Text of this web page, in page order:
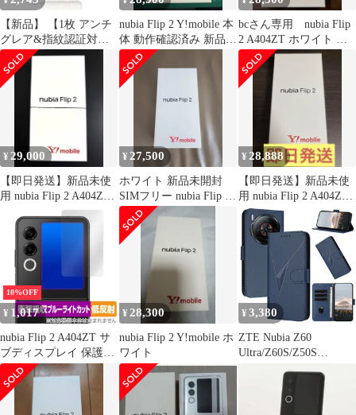
【新品】 【1枚 アンチ
グレア&指紋認証対
応】Libero Flip/nubia
Flip 5G//ZTE nubia Flip2
フィルム ZTE Libero
Flip/nubia Flip 5G 保護
フィルム TPU素材 3D
反
nubia Flip 2 Y!mobile 本
体 動作確認済み 新品同
様
bcさん専用 nubia Flip
2 A404ZT ホワイト 本
体 新品
¥ 29,000
【即日発送】新品未使
用 nubia Flip 2 A404ZT
ホワイト 本体
¥ 27,500
ホワイト 新品未開封
SIMフリー nubia Flip 2
A404ZT
¥ 28,888
【即日発送】新品未使
用 nubia Flip 2 A404ZT
ブルー 本体
10%OFF
¥ 1,017
nubia Flip 2 A404ZT サ
ブディスプレイ 保護フ
ィルム OverLay
Absorber 低反射 for ヌ
ビア フリップ ツー 衝
¥28,300
nubia Flip 2 Y!mobile ホ
ワイト
¥ 3,380
ZTE Nubia Z60
Ultra/Z60S/Z50S
Pro/Music 2/Voyage
30/40/41用 プレミアム
レザーフリップウォレ